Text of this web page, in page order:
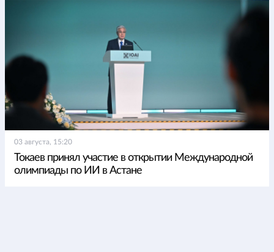
03 августа, 15:20
Токаев принял участие в открытии Международной
олимпиады по ИИ в Астане